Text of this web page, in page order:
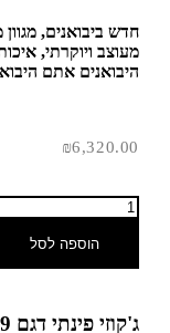
חדש ביבואנים, מגוון
מעוצב ויוקרתי,
היבואנים אתם
₪6,320.00
הוספה לסל
ג'קוזי פינתי דגם 529.